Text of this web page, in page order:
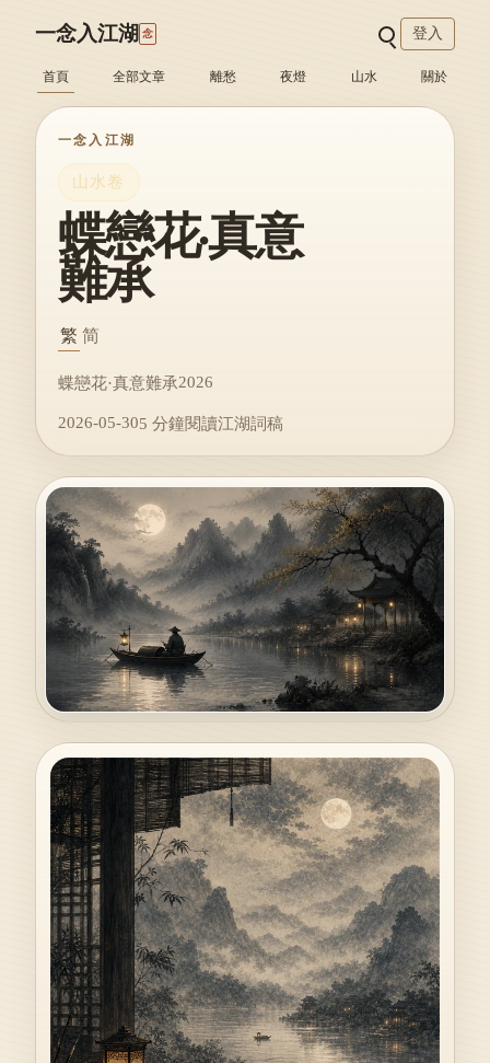
一念入江湖 念
首頁 全部文章 離愁 夜燈 山水 關於
登入
一念入江湖
山水卷
蝶戀花·真意
難承
繁 简
蝶戀花·真意難承2026
2026-05-305 分鐘閱讀江湖詞稿